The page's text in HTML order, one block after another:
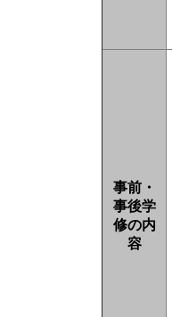
事前・
事後学
修の内
容